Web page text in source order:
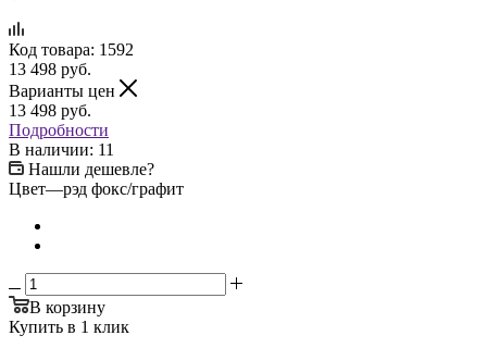
Код товара: 1592
13 498 руб.
Варианты цен
13 498 руб.
Подробности
В наличии: 11
Нашли дешевле?
Цвет—рэд фокс/графит
В корзину
Купить в 1 клик